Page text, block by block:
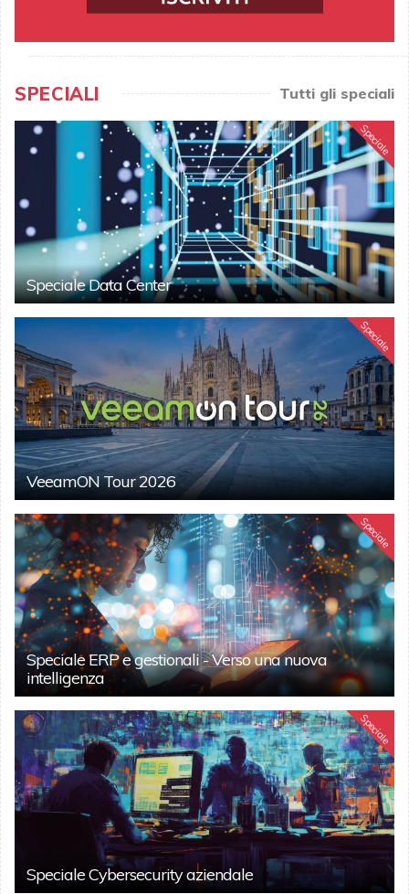
SPECIALI Tutti gli speciali
Speciale
Speciale Data Center
Speciale
VeeamON Tour 2026
Speciale
Speciale ERP e gestionali - Verso una nuova
intelligenza
Speciale
Speciale Cybersecurity aziendale